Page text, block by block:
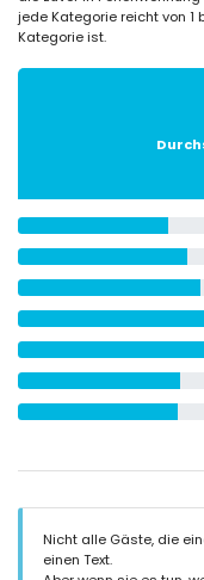
jede Kategorie reicht von 1
Kategorie ist.
Nicht alle Gäste, die
einen Text.